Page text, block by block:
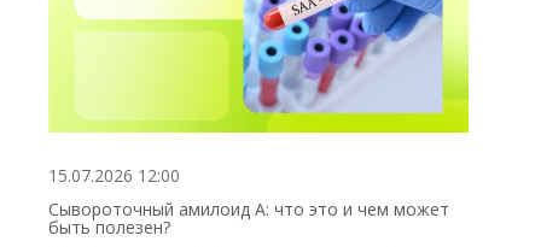
15.07.2026 12:00
Сывороточный амилоид А: что это и чем может
быть полезен?